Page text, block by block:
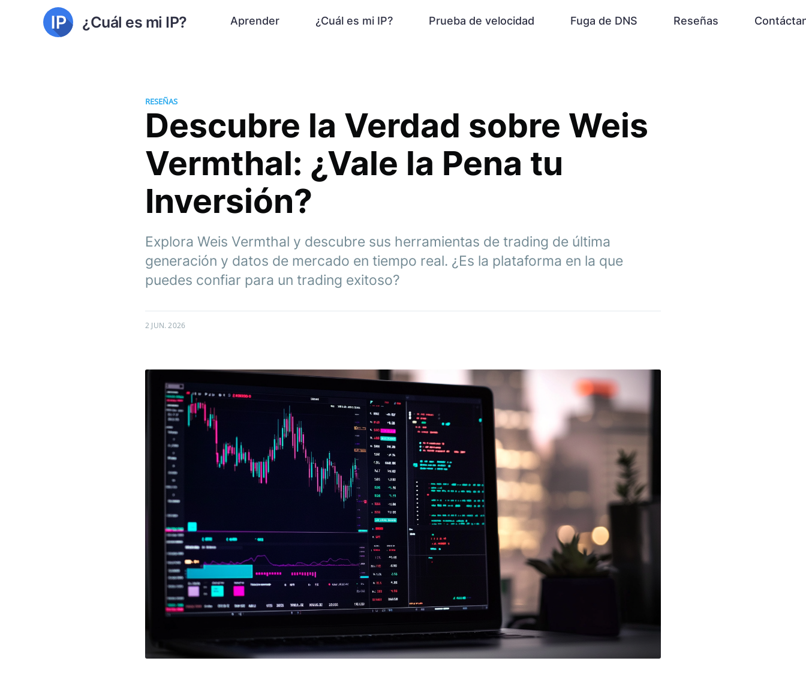
¿Cuál es mi IP? Aprender ¿Cuál es mi IP? Prueba de velocidad Fuga de DNS Reseñas
RESEÑAS
Descubre la Verdad sobre Weis
Vermthal: ¿Vale la Pena tu
Inversión?
Explora Weis Vermthal y descubre sus herramientas de trading de última
generación y datos de mercado en tiempo real. ¿Es la plataforma en la que
puedes confiar para un trading exitoso?
2 JUN. 2026